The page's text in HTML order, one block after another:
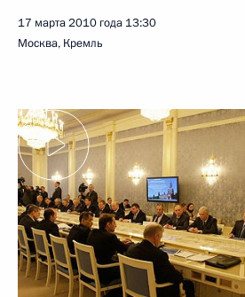
17 марта 2010 года 13:30
Москва, Кремль